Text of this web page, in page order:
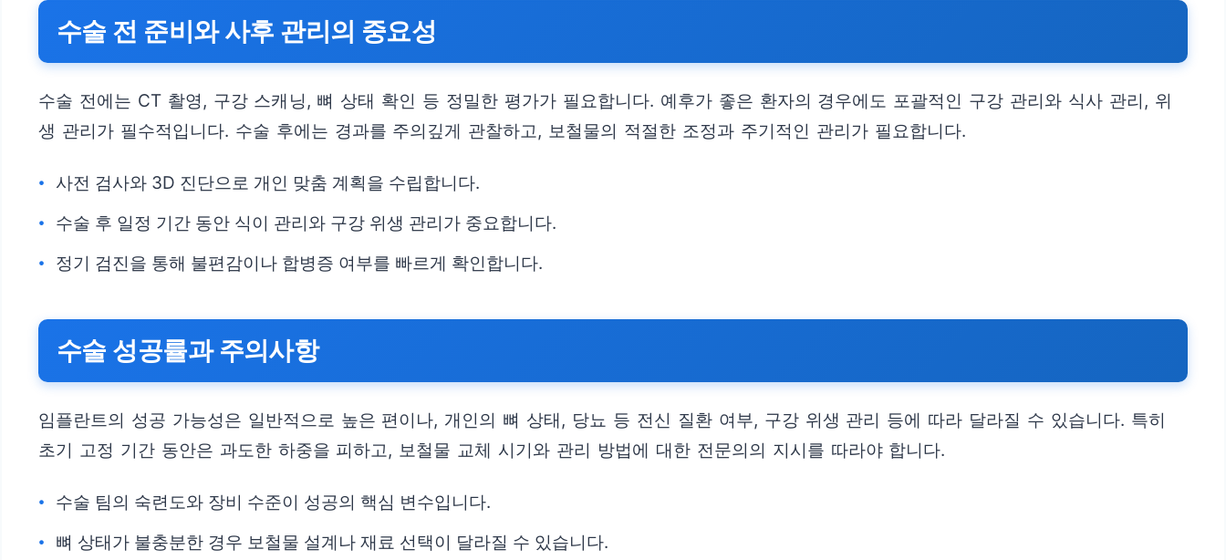
수술 전 준비와 사후 관리의 중요성
수술 전에는 CT 촬영, 구강 스캐닝, 뼈 상태 확인 등 정밀한 평가가 필요합니다. 예후가 좋은 환자의 경우에도 포괄적인 구강 관리와 식사 관리, 위
생 관리가 필수적입니다. 수술 후에는 경과를 주의깊게 관찰하고, 보철물의 적절한 조정과 주기적인 관리가 필요합니다.
사전 검사와 3D 진단으로 개인 맞춤 계획을 수립합니다.
수술 후 일정 기간 동안 식이 관리와 구강 위생 관리가 중요합니다.
정기 검진을 통해 불편감이나 합병증 여부를 빠르게 확인합니다.
수술 성공률과 주의사항
임플란트의 성공 가능성은 일반적으로 높은 편이나, 개인의 뼈 상태, 당뇨 등 전신 질환 여부, 구강 위생 관리 등에 따라 달라질 수 있습니다. 특히
초기 고정 기간 동안은 과도한 하중을 피하고, 보철물 교체 시기와 관리 방법에 대한 전문의의 지시를 따라야 합니다.
수술 팀의 숙련도와 장비 수준이 성공의 핵심 변수입니다.
뼈 상태가 불충분한 경우 보철물 설계나 재료 선택이 달라질 수 있습니다.